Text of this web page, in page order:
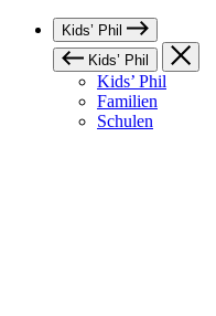
Kids’ Phil
Kids’ Phil
Kids’ Phil
Familien
Schulen